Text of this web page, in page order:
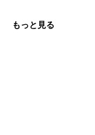
もっと見る